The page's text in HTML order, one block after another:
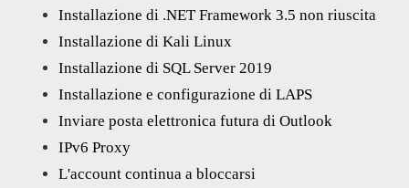
Installazione di .NET Framework 3.5 non riuscita
Installazione di Kali Linux
Installazione di SQL Server 2019
Installazione e configurazione di LAPS
Inviare posta elettronica futura di Outlook
IPv6 Proxy
L'account continua a bloccarsi